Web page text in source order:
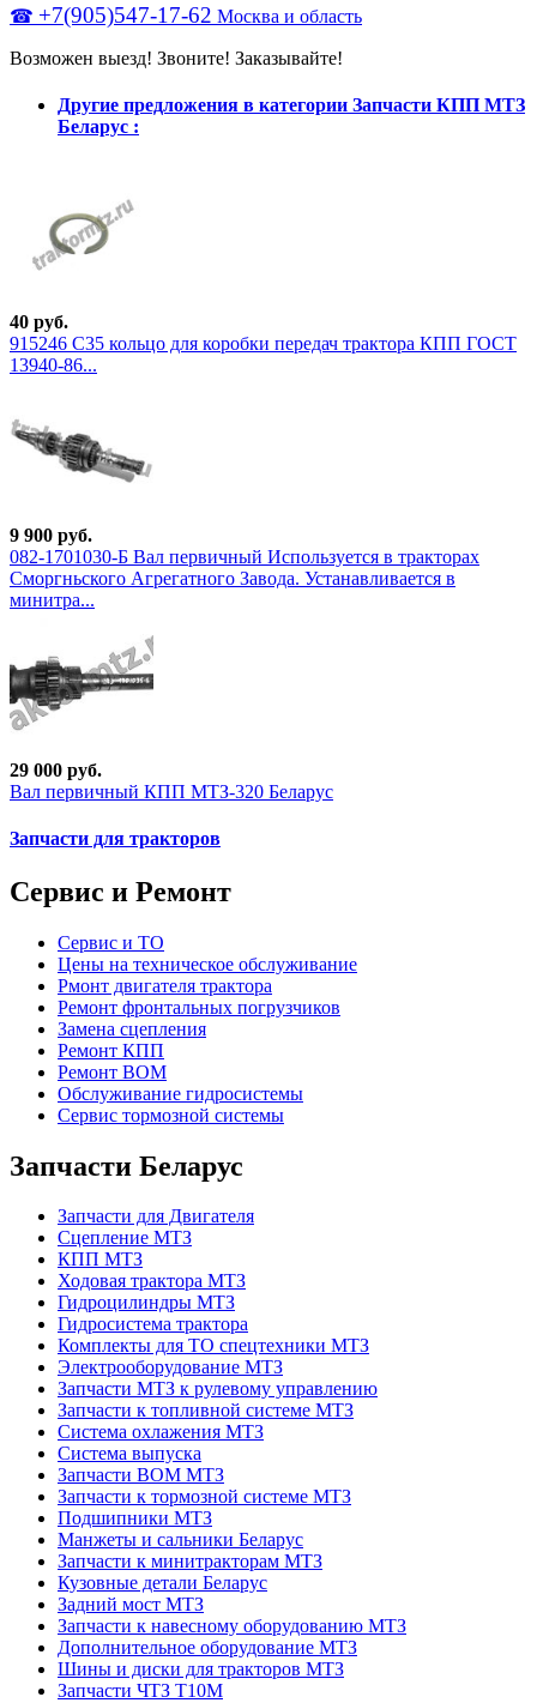
☎ +7(905)547-17-62 Москва и область
Возможен выезд! Звоните! Заказывайте!
Другие предложения в категории Запчасти КПП МТЗ
Беларус :
40 руб.
915246 С35 кольцо для коробки передач трактора КПП ГОСТ
13940-86...
9 900 руб.
082-1701030-Б Вал первичный Используется в тракторах
Сморгньского Агрегатного Завода. Устанавливается в
минитра...
29 000 руб.
Вал первичный КПП МТЗ-320 Беларус
Запчасти для тракторов
Сервис и Ремонт
Сервис и ТО
Цены на техническое обслуживание
Рмонт двигателя трактора
Ремонт фронтальных погрузчиков
Замена сцепления
Ремонт КПП
Ремонт ВОМ
Обслуживание гидросистемы
Сервис тормозной системы
Запчасти Беларус
Запчасти для Двигателя
Сцепление МТЗ
КПП МТЗ
Ходовая трактора МТЗ
Гидроцилиндры МТЗ
Гидросистема трактора
Комплекты для ТО спецтехники МТЗ
Электрооборудование МТЗ
Запчасти МТЗ к рулевому управлению
Запчасти к топливной системе МТЗ
Система охлажения МТЗ
Система выпуска
Запчасти ВОМ МТЗ
Запчасти к тормозной системе МТЗ
Подшипники МТЗ
Манжеты и сальники Беларус
Запчасти к минитракторам МТЗ
Кузовные детали Беларус
Задний мост МТЗ
Запчасти к навесному оборудованию МТЗ
Дополнительное оборудование МТЗ
Шины и диски для тракторов МТЗ
Запчасти ЧТЗ Т10М